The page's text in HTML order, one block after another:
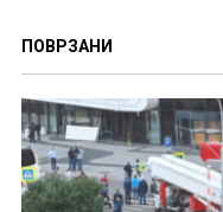
ПОВРЗАНИ